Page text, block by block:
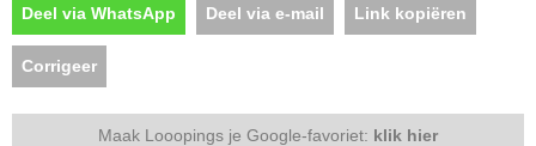
Deel via WhatsApp Deel via e-mail Link kopiëren
Corrigeer
Maak Looopings je Google-favoriet: klik hier